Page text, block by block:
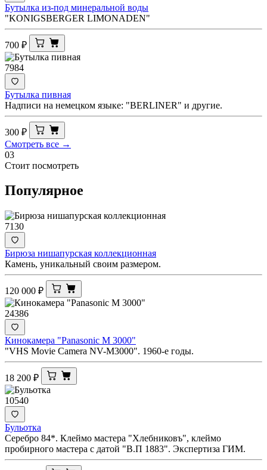
Бутылка из-под минеральной воды
"KONIGSBERGER LIMONADEN"
700 ₽
7984
Бутылка пивная
Надписи на немецком языке: "BERLINER" и другие.
300 ₽
Смотреть все →
03
Стоит посмотреть
Популярное
7130
Бирюза нишапурская коллекционная
Камень, уникальный своим размером.
120 000 ₽
24386
Кинокамера "Panasonic M 3000"
"VHS Movie Camera NV-M3000". 1960-е годы.
18 200 ₽
10540
Бульотка
Серебро 84*. Клеймо мастера "Хлебниковъ", клеймо
пробирного мастера с датой "В.П 1883". Экспертиза ГИМ.